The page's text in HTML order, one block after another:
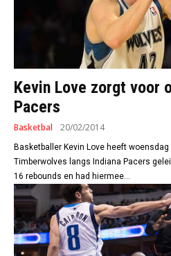
Kevin Love zorgt voor
Pacers
Basketbal 20/02/2014
Basketballer Kevin Love heeft
Timberwolves langs Indiana Pacers
16 rebounds en had hiermee...